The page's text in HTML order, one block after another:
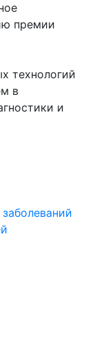
премии
технологий
в
и